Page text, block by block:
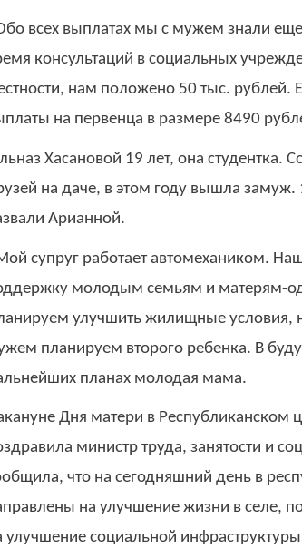
всех выплатах мы с мужем знали
консультаций в социальных
нам положено 50 тыс.
на первенца в размере 8490
Хасановой 19 лет, она
на даче, в этом году вышла замуж.
Арианной.
супруг работает автомехаником.
молодым семьям и матерям-
улучшить жилищные условия,
планируем второго ребенка. В
планах молодая мама.
Дня матери в
министр труда, занятости и
что на сегодняшний день в
на улучшение жизни в селе,
улучшение социальной